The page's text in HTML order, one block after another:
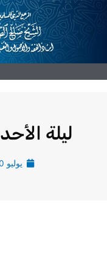
تخطي
ليلة الأحد 22 رمضان 1435
يوليو 20, 2014